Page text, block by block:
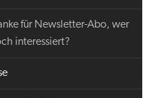
für Newsletter-Abo, wer
interessiert?